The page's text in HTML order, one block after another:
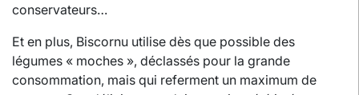
conservateurs…
Et en plus, Biscornu utilise dès que possible des
légumes « moches », déclassés pour la grande
consommation, mais qui referment un maximum de